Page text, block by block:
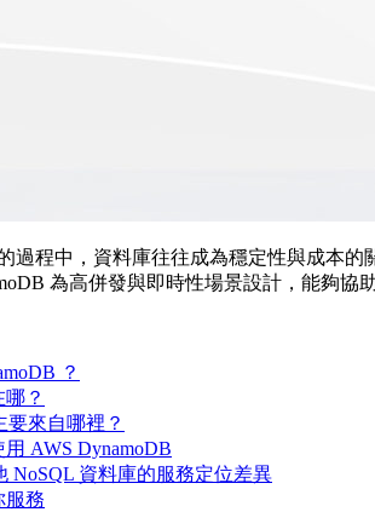
過程中，資料庫往往成為穩定性與成本
為高併發與即時性場景設計，能夠協
？
？
要來自哪裡？
AWS DynamoDB
NoSQL 資料庫的服務定位差異
服務